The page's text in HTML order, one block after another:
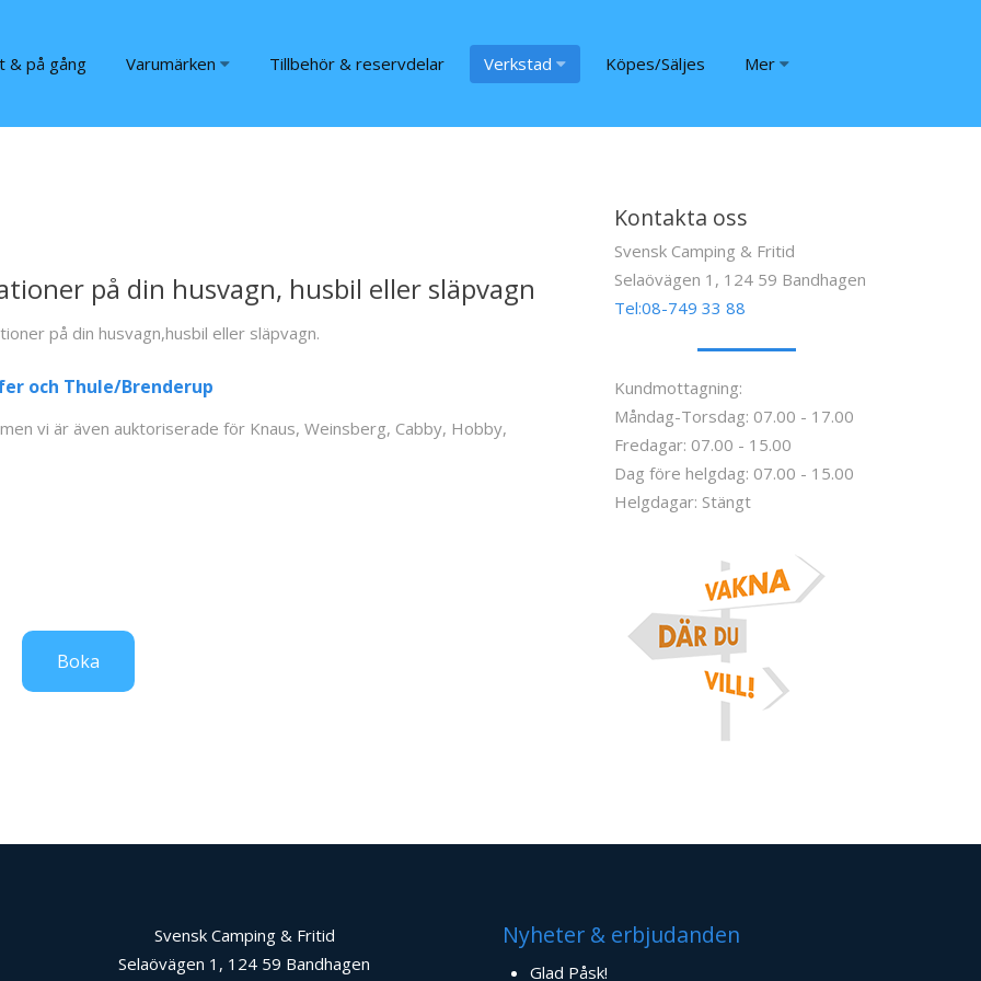
& på gång Varumärken Tillbehör & reservdelar Verkstad Köpes/Säljes Mer
Kontakta oss
Svensk Camping & Fritid
Selaövägen 1, 124 59 Bandhagen
Tel:08-749 33 88
Kundmottagning:
Måndag-Torsdag: 07.00 - 17.00
Fredagar: 07.00 - 15.00
Dag före helgdag: 07.00 - 15.00
Helgdagar: Stängt
på din husvagn, husbil eller släpvagn
på din husvagn,husbil eller släpvagn.
och Thule/Brenderup
vi är även auktoriserade för Knaus, Weinsberg, Cabby, Hobby,
Boka
Svensk Camping & Fritid
Selaövägen 1, 124 59 Bandhagen
Nyheter & erbjudanden
Glad Påsk!